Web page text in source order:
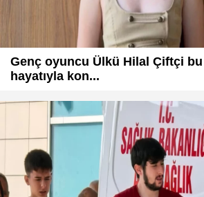
Genç oyuncu Ülkü Hilal Çiftçi bu
hayatıyla kon...